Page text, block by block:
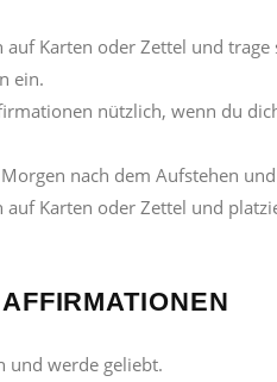
Karten oder Zettel und
ein.
nützlich, wenn du
nach dem Aufstehen
Karten oder Zettel und
und werde geliebt.